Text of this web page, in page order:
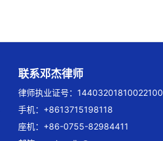
联系邓杰律师
律师执业证号：14403201810022100
手机：+8613715198118
座机：+86-0755-82984411